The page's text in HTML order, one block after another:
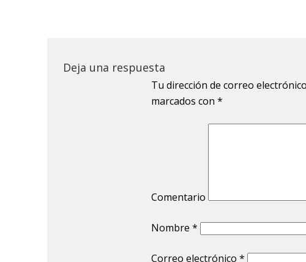
Deja una respuesta
Tu dirección de correo
marcados con *
Comentario
Nombre *
Correo electrónico *